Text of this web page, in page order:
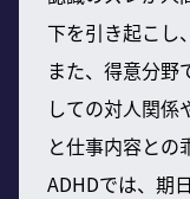
下を引き起こし
また、得意分野
しての対人関係
と仕事内容との
ADHDでは、期